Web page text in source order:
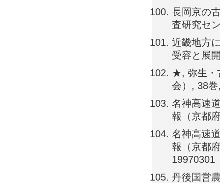
長岡京の
査研究セ
近畿地方
受容と展
★, 弥生・
会）, 38
名神高速
報（京都
名神高速
報（京都
19970301
丹後国営